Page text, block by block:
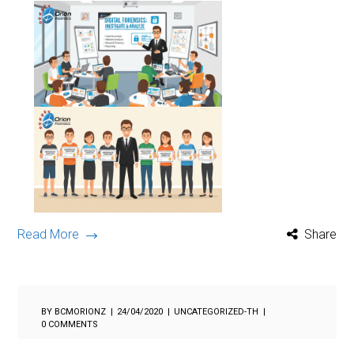
Read More Share
BY BCMORIONZ 24/04/2020
UNCATEGORIZED-TH
0 COMMENTS